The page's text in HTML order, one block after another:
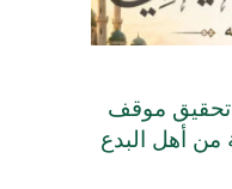
تحقيق موقف
من أهل البدع